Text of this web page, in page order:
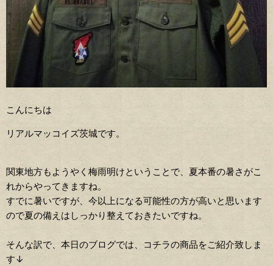
こんにちは
リアルマッコイズ茨城です。
関東地方もようやく梅雨明けということで、夏本番の暑さがこ
れからやってきますね。
すでに暑いですが、今以上になる可能性の方が高いと思います
ので夏の備えはしっかり整えておきたいですね。
そんな訳で、本日のブログでは、コチラの商品をご紹介致しま
す↓